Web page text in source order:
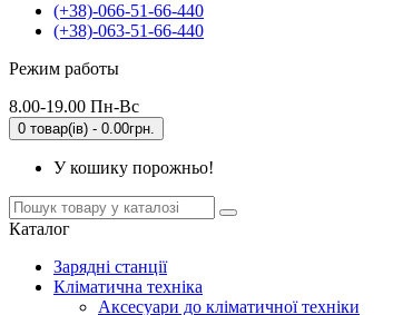
(+38)-066-51-66-440
(+38)-063-51-66-440
Режим работы
8.00-19.00 Пн-Вс
0 товар(ів) - 0.00грн.
У кошику порожньо!
Каталог
Зарядні станції
Кліматична техніка
Аксесуари до кліматичної техніки